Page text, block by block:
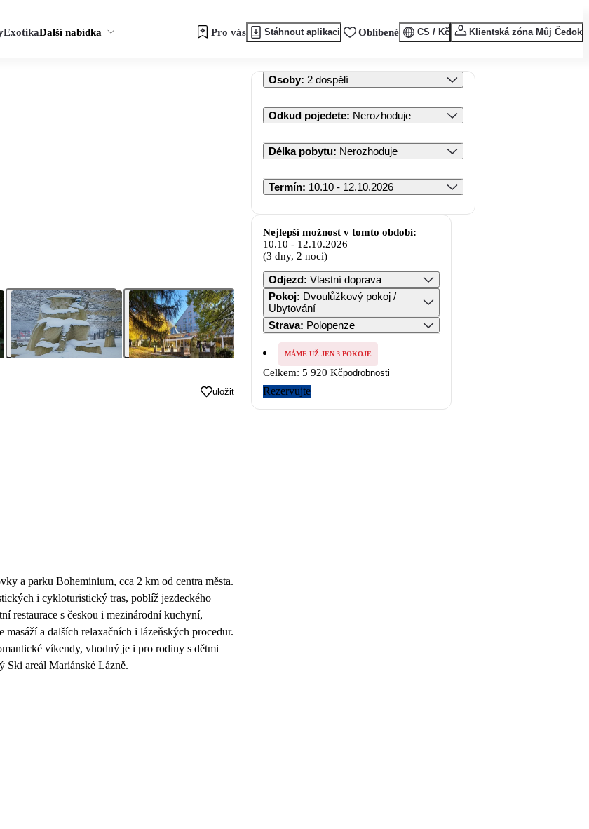
ExotikaDalší nabídka Pro vás Stáhnout aplikaci Oblíbené CS / Kč Klientská zóna Můj Čedok
uložit
a parku Boheminium, cca 2 km od centra města.
i cykloturistický tras, poblíž jezdeckého
restaurace s českou i mezinárodní kuchyní,
a dalších relaxačních i lázeňských procedur.
víkendy, vhodný je i pro rodiny s dětmi
Ski areál Mariánské Lázně.
Osoby: 2 dospělí
Odkud pojedete: Nerozhoduje
Délka pobytu: Nerozhoduje
Termín: 10.10 - 12.10.2026
Nejlepší možnost v tomto období:
10.10 - 12.10.2026
(3 dny, 2 noci)
Odjezd: Vlastní doprava
Pokoj: Dvoulůžkový pokoj /
Ubytování
Strava: Polopenze
MÁME UŽ JEN 3 POKOJE
Celkem: 5 920 Kčpodrobnosti
Rezervujte